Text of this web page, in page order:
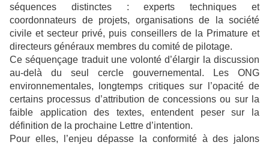
séquences distinctes : experts techniques et
coordonnateurs de projets, organisations de la société
civile et secteur privé, puis conseillers de la Primature et
directeurs généraux membres du comité de pilotage.
Ce séquençage traduit une volonté d’élargir la discussion
au-delà du seul cercle gouvernemental. Les ONG
environnementales, longtemps critiques sur l’opacité de
certains processus d’attribution de concessions ou sur la
faible application des textes, entendent peser sur la
définition de la prochaine Lettre d’intention.
Pour elles, l’enjeu dépasse la conformité à des jalons